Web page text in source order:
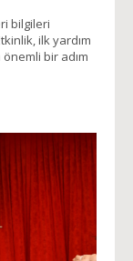
bilgileri
ilk yardım
bir adım